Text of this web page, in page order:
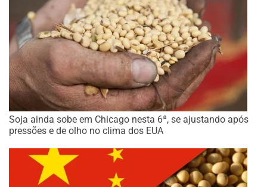
Soja ainda sobe em Chicago nesta 6ª, se ajustando após
pressões e de olho no clima dos EUA